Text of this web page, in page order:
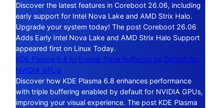
Discover the latest features in Coreboot 26.06, including
early support for Intel Nova Lake and AMD Strix Halo.
Upgrade your system today! The post Coreboot 26.06
Adds Early Intel Nova Lake and AMD Strix Halo Support
appeared first on Linux Today.
KDE Plasma 6.8 to Enable Triple Buffering by Default for
NVIDIA GPUs
Discover how KDE Plasma 6.8 enhances performance
with triple buffering enabled by default for NVIDIA GPUs,
improving your visual experience. The post KDE Plasma